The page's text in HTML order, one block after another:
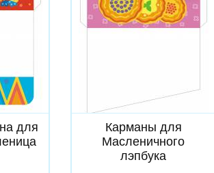
для
Скачать
Карманы для
Масленичного
лэпбука